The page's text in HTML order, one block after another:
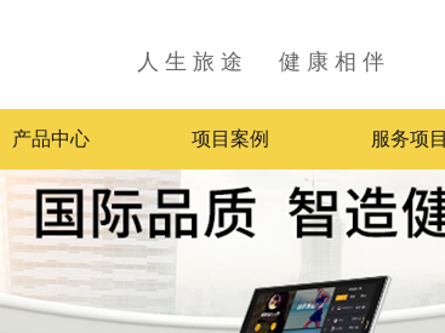
人 生 旅 途 健 康 相 伴
产品中心 项目案例 服务项目